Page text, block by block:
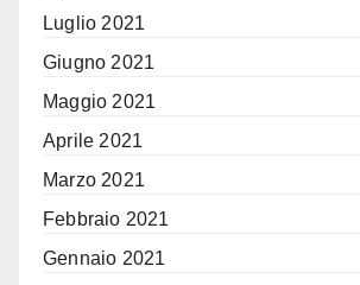
Luglio 2021
Giugno 2021
Maggio 2021
Aprile 2021
Marzo 2021
Febbraio 2021
Gennaio 2021